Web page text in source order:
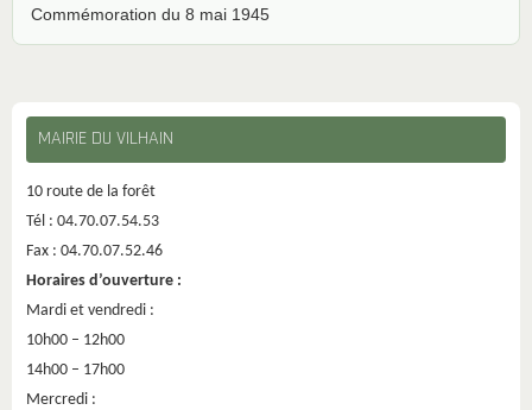
Commémoration du 8 mai 1945
MAIRIE DU VILHAIN
10 route de la forêt
Tél : 04.70.07.54.53
Fax : 04.70.07.52.46
Horaires d’ouverture :
Mardi et vendredi :
10h00 – 12h00
14h00 – 17h00
Mercredi :